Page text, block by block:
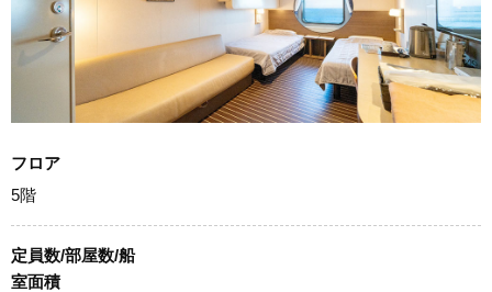
フロア
5階
定員数/部屋数/船
室面積